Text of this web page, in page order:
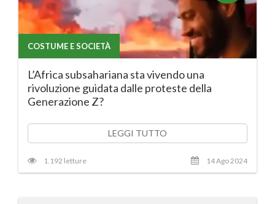
COSTUME E SOCIETÀ
L’Africa subsahariana sta vivendo una
rivoluzione guidata dalle proteste della
Generazione Z?
LEGGI TUTTO
1.192 letture 14 Ago 2024